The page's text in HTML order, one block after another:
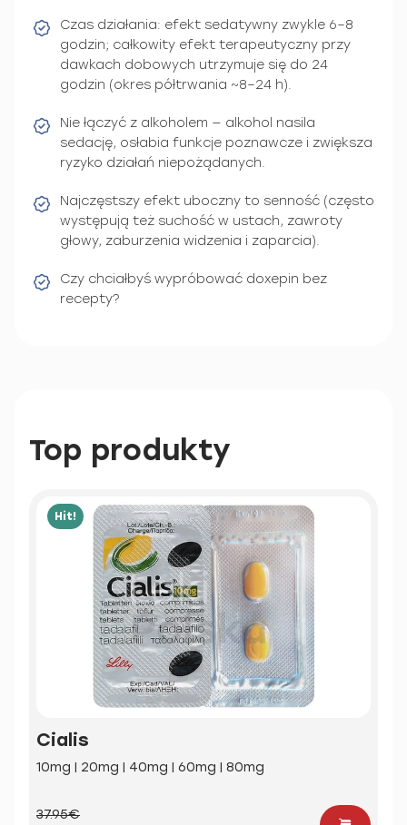
Czas działania: efekt sedatywny zwykle 6–8
godzin; całkowity efekt terapeutyczny przy
dawkach dobowych utrzymuje się do 24
godzin (okres półtrwania ~8–24 h).
Nie łączyć z alkoholem — alkohol nasila
sedację, osłabia funkcje poznawcze i zwiększa
ryzyko działań niepożądanych.
Najczęstszy efekt uboczny to senność (często
występują też suchość w ustach, zawroty
głowy, zaburzenia widzenia i zaparcia).
Czy chciałbyś wypróbować doxepin bez
recepty?
Top produkty
Hit!
Cialis
10mg | 20mg | 40mg | 60mg | 80mg
37.95€